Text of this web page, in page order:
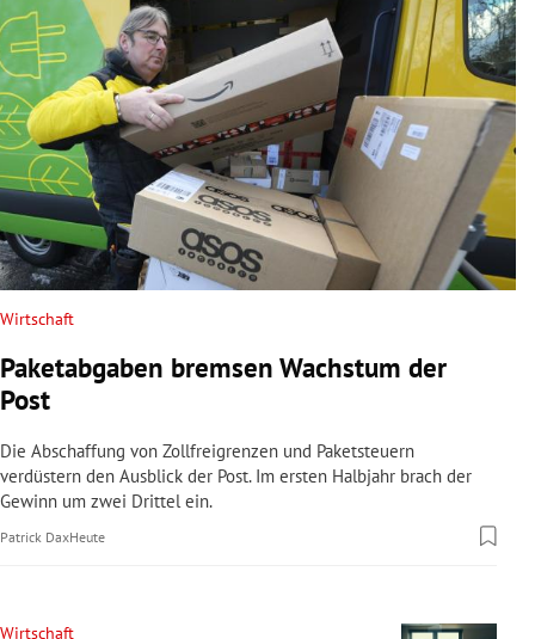
Wirtschaft
Paketabgaben bremsen Wachstum der
Post
Die Abschaffung von Zollfreigrenzen und Paketsteuern
verdüstern den Ausblick der Post. Im ersten Halbjahr brach der
Gewinn um zwei Drittel ein.
Patrick DaxHeute
Wirtschaft